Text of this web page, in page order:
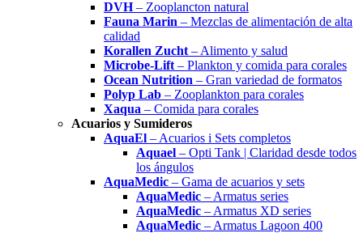
DVH– Zooplancton natural
Fauna Marin – Mezclas de alimentación de alta
calidad
Korallen Zucht – Alimento y salud
Microbe-Lift – Plankton y comida para corales
Ocean Nutrition – Gran variedad de formatos
Polyp Lab – Zooplankton para corales
Xaqua – Comida para corales
Acuarios y Sumideros
AquaEl – Acuarios i Sets completos
Aquael – Opti Tank | Claridad desde todos
los ángulos
AquaMedic – Gama de acuarios y sets
AquaMedic – Armatus series
AquaMedic – Armatus XD series
AquaMedic – Armatus Lagoon 400